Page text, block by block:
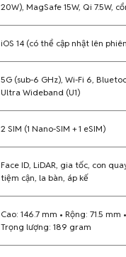
20W), MagSafe 15W, Qi 7.5W,
iOS 14 (có thể cập nhật lên
5G (sub-6 GHz), Wi-Fi 6,
Ultra Wideband (U1)
2 SIM (1 Nano-SIM + 1 eSIM)
Face ID, LiDAR, gia tốc, con
tiệm cận, la bàn, áp kế
Cao: 146.7 mm • Rộng: 71.5 mm
Trọng lượng: 189 gram